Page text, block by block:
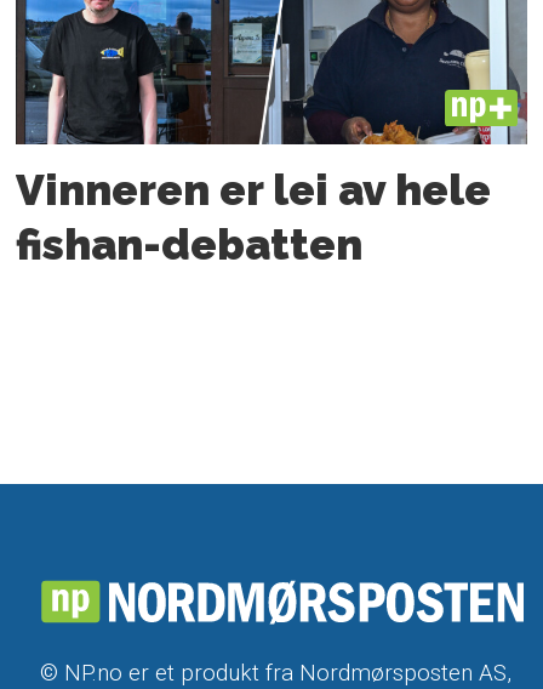
PLUS
Vinneren er lei av hele
fishan-debatten
© NP.no er et produkt fra Nordmørsposten AS,